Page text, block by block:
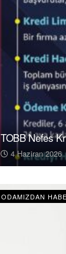
TOBB Nefes
4 Haziran 2026
ODAMIZDAN